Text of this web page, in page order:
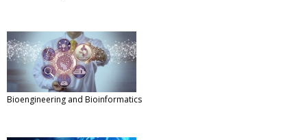
Bioengineering and Bioinformatics